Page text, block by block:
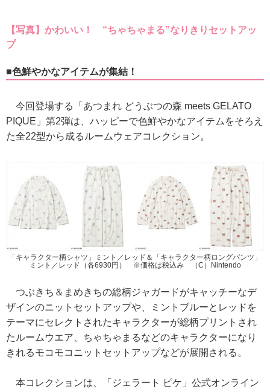
【写真】かわいい！ “ちゃちゃまる”なりきりセットアッ
プ
■色鮮やかなアイテムが集結！
今回登場する「あつまれ どうぶつの森 meets GELATO
PIQUE」第2弾は、ハッピーで色鮮やかなアイテムをそろえ
た全22型から成るルームウェアコレクション。
「キャラクター柄シャツ」ミント／レッド＆「キャラクター柄ロングパンツ」
ミント／レッド（各6930円） ※価格は税込み （C）Nintendo
つぶきち＆まめきちの総柄ジャガードがキャッチーなデ
ザインのニットセットアップや、ミントブルーとレッドを
テーマにセレクトされたキャラクターが総柄プリントされ
たルームウエア、ちゃちゃまるなどのキャラクターになり
きれるモコモコニットセットアップなどが展開される。
本コレクションは、「ジェラート ピケ」公式オンライン